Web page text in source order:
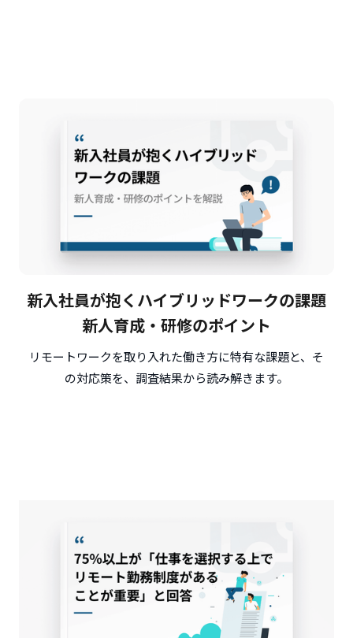
新入社員が抱くハイブリッドワークの課題
新人育成・研修のポイント
リモートワークを取り入れた働き方に特有な課題と、そ
の対応策を、調査結果から読み解きます。